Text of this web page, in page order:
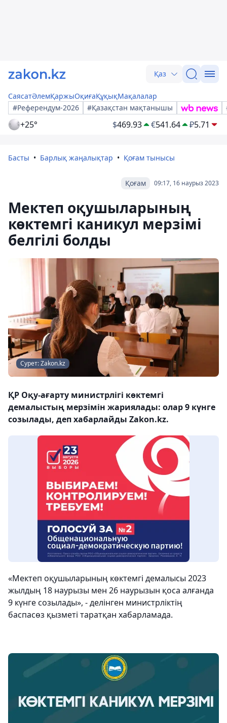
Қаз
СаясатӘлемҚаржыОқиғаҚұқықМақалалар
#Референдум-2026
#Қазақстан мақтанышы
+25° $469.93 €541.64 ₽5.71
Басты Барлық жаңалықтар Қоғам тынысы
09:17, 16 наурыз 2023
Қоғам
Мектеп оқушыларының
көктемгі каникул мерзімі
белгілі болды
Сурет: Zakon.kz
ҚР Оқу-ағарту министрлігі көктемгі
демалыстың мерзімін жариялады: олар 9 күнге
созылады, деп хабарлайды Zakon.kz.
«Мектеп оқушыларының көктемгі демалысы 2023
жылдың 18 наурызы мен 26 наурызын қоса алғанда
9 күнге созылады», - делінген министрліктің
баспасөз қызметі таратқан хабарламада.